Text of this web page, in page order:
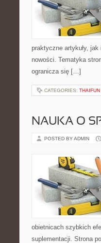
praktyczne artykuły,
nowości. Tematyka
ogranicza się […]
CATEGORIES: THAIFUN
NAUKA O
POSTED BY ADMIN
obietnicach szybkich
suplementacji. Strona